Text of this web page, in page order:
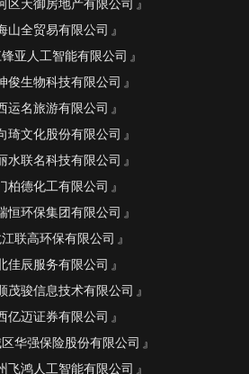
区天御房地产有限公司
山全贸易有限公司
亚人工智能有限公司
俊生物科技有限公司
运名旅游有限公司
琦文化股份有限公司
水联名科技有限公司
柏德化工有限公司
恒环保集团有限公司
联高环保有限公司
佳辰服务有限公司
茂骏信息技术有限公司
亿迈证券有限公司
华强保险股份有限公司
飞鸿人工智能有限公司